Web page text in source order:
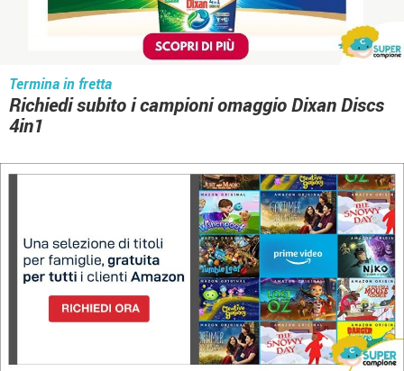
Termina in fretta
Richiedi subito i campioni omaggio Dixan Discs
4in1